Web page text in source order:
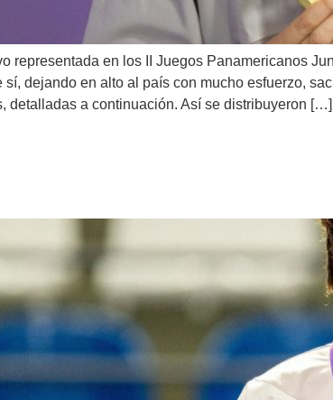
representada en los II Juegos Panamericanos
sí, dejando en alto al país con mucho esfuerzo,
detalladas a continuación. Así se distribuyeron […]